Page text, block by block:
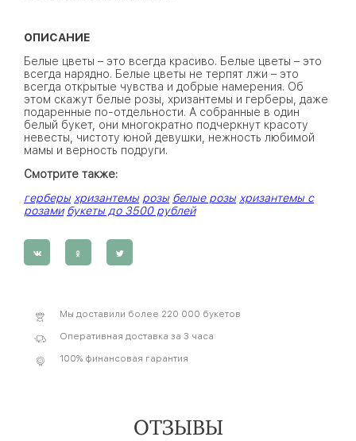
ОПИСАНИЕ
Белые цветы – это всегда красиво. Белые цветы – это
всегда нарядно. Белые цветы не терпят лжи – это
всегда открытые чувства и добрые намерения. Об
этом скажут белые розы, хризантемы и герберы, даже
подаренные по-отдельности. А собранные в один
белый букет, они многократно подчеркнут красоту
невесты, чистоту юной девушки, нежность любимой
мамы и верность подруги.
Смотрите также:
герберы хризантемы розы белые розы хризантемы с
розами букеты до 3500 рублей
Мы доставили более 220 000 букетов
Оперативная доставка за 3 часа
100% финансовая гарантия
ОТЗЫВЫ